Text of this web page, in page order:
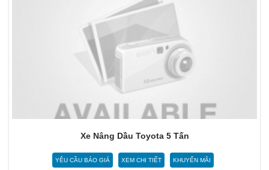
Xe Nâng Dầu Toyota 5 Tấn
YÊU CẦU BÁO GIÁ XEM CHI TIẾT KHUYẾN MÃI